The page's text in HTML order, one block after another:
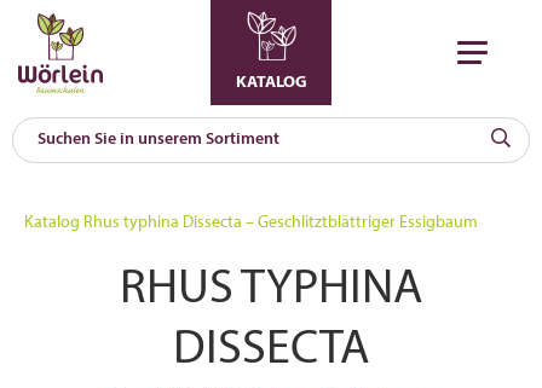
KATALOG
Katalog Rhus typhina Dissecta – Geschlitztblättriger Essigbaum
RHUS TYPHINA
DISSECTA